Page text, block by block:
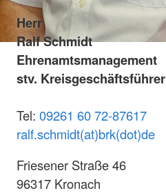
Herr
Ralf Schmidt
Ehrenamtsmanagement
stv. Kreisgeschäftsführer
Tel: 09261 60 72-87617
ralf.schmidt(at)brk(dot)de
Friesener Straße 46
96317 Kronach